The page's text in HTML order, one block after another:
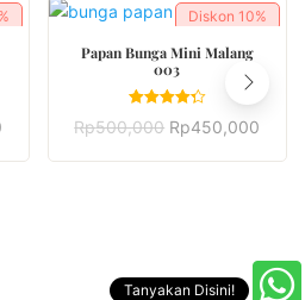
Diskon 10%
BUY NOW
Papan Bunga Mini Malang
003
4.33
Rp500,000 Rp450,000
Tanyakan Disini!